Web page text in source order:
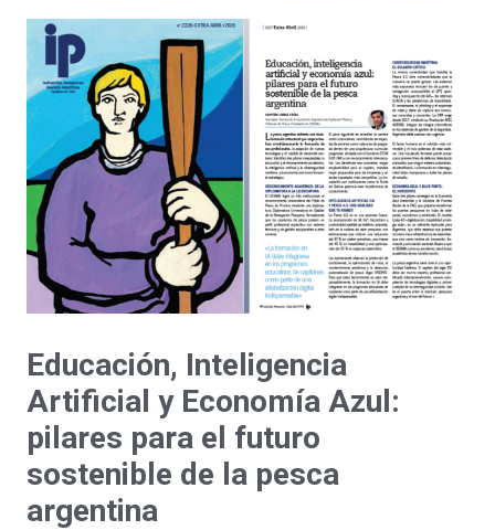
Educación, Inteligencia
Artificial y Economía Azul:
pilares para el futuro
sostenible de la pesca
argentina